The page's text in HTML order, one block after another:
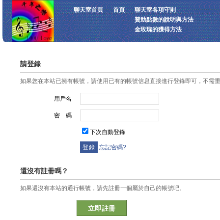
聊天室首頁 首頁
聊天室各項守則
贊助點數的說明與方法
金玫瑰的獲得方法
請登錄
如果您在本站已擁有帳號，請使用已有的帳號信息直接進行登錄即可，不需
用戶名
密 碼
下次自動登錄
忘記密碼?
還沒有註冊嗎？
如果還沒有本站的通行帳號，請先註冊一個屬於自己的帳號吧。
立即註冊